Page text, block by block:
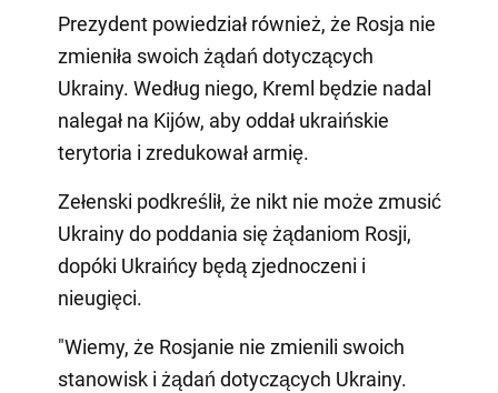
Prezydent powiedział również, że Rosja nie
zmieniła swoich żądań dotyczących
Ukrainy. Według niego, Kreml będzie nadal
nalegał na Kijów, aby oddał ukraińskie
terytoria i zredukował armię.
Zełenski podkreślił, że nikt nie może zmusić
Ukrainy do poddania się żądaniom Rosji,
dopóki Ukraińcy będą zjednoczeni i
nieugięci.
"Wiemy, że Rosjanie nie zmienili swoich
stanowisk i żądań dotyczących Ukrainy.